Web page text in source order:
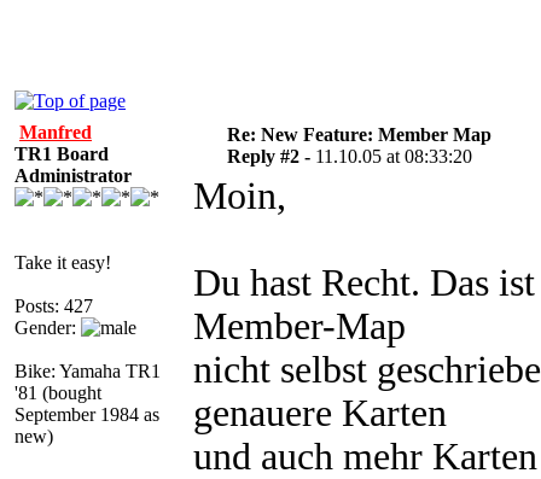
Manfred
TR1 Board
Administrator
Take it easy!
Posts: 427
Gender:
Bike: Yamaha TR1
'81 (bought
September 1984 as
new)
Re: New Feature: Member Map
Reply #2 - 11.10.05 at 08:33:20
Moin,
Du hast Recht. Das
Member-Map
nicht selbst
genauere Karten
und auch mehr